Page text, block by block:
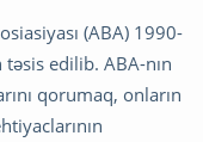
(ABA) 1990-
edilib. ABA-nın
qorumaq, onların